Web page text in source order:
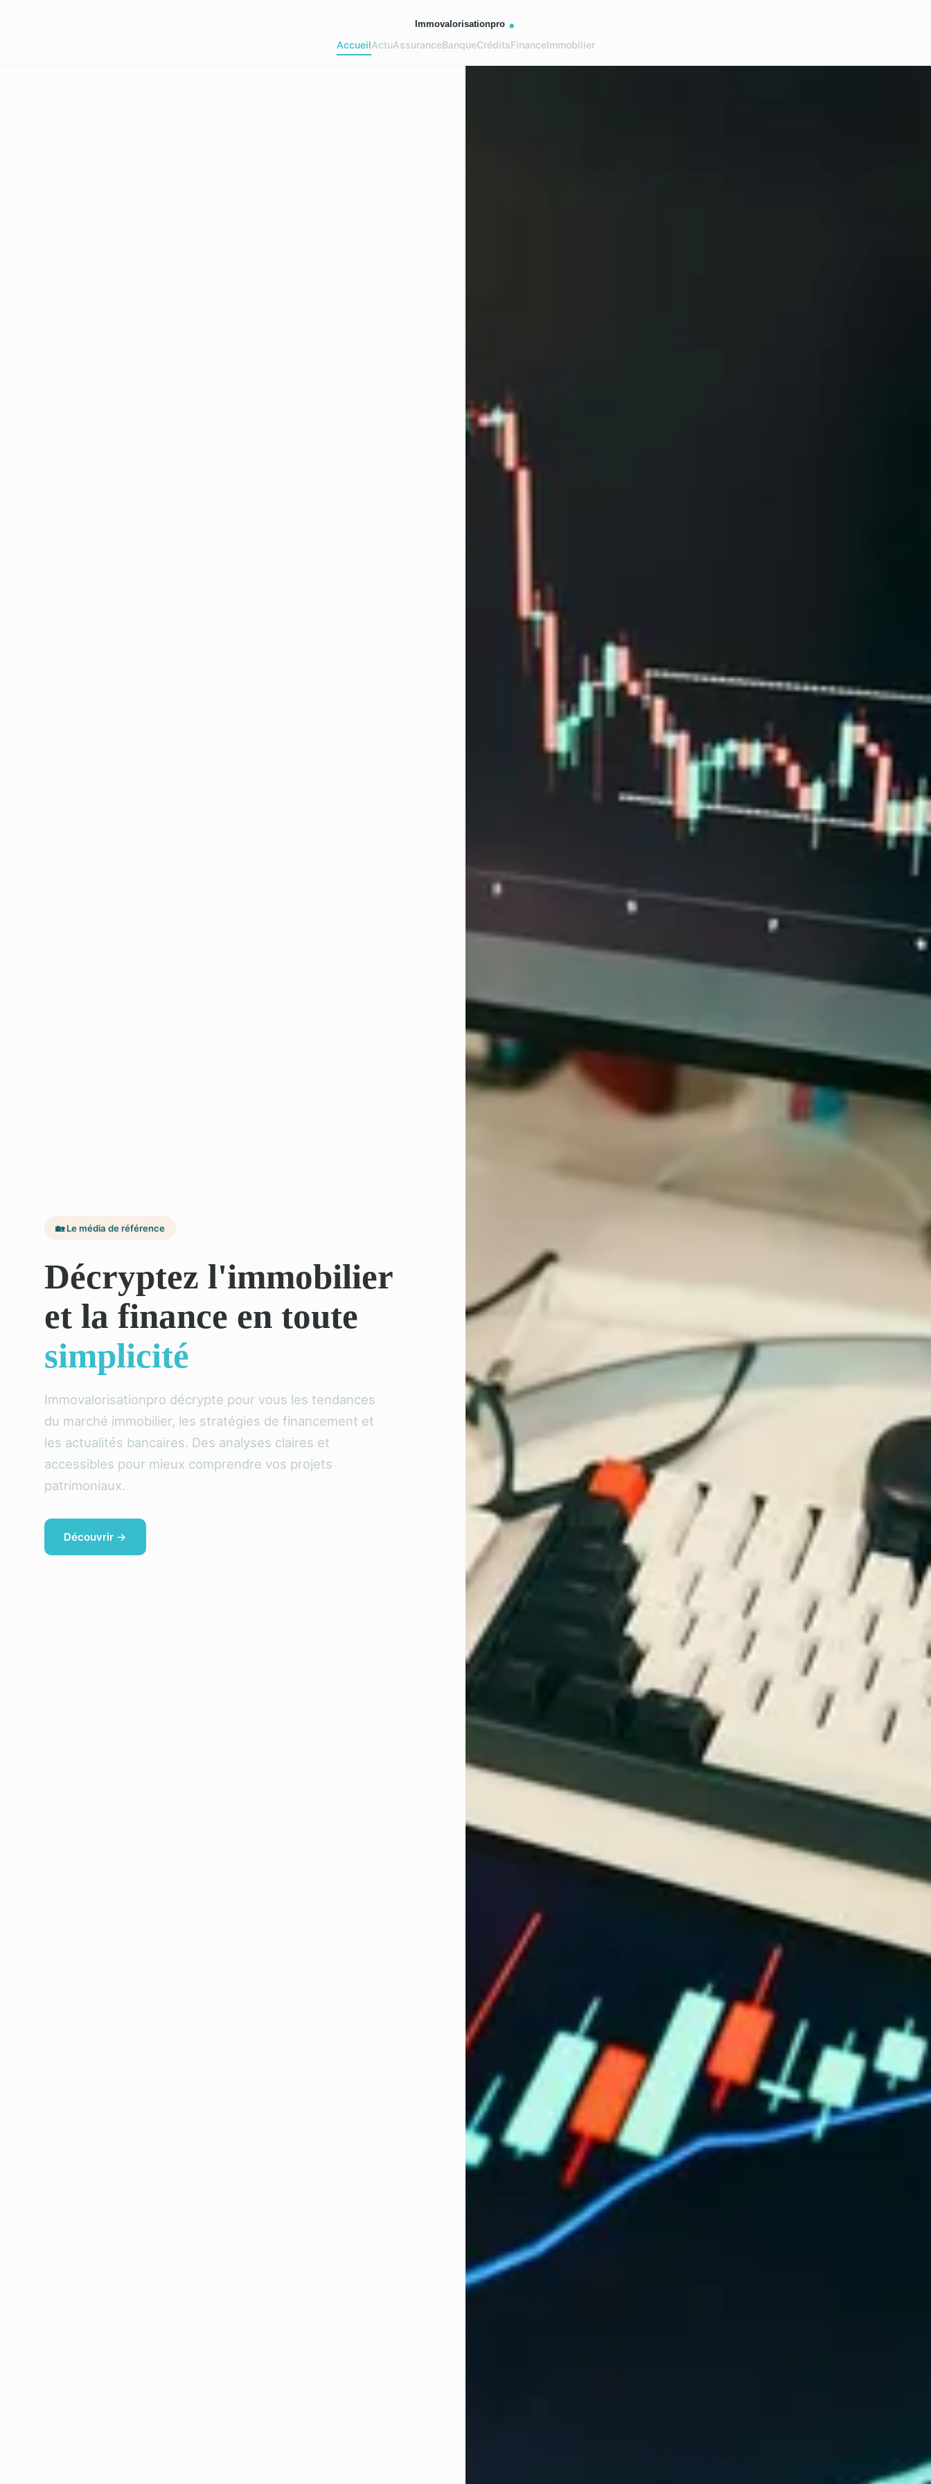
AccueilActuAssuranceBanqueCréditsFinanceImmobilier
🏡 Le média de référence
Décryptez l'immobilier
et la finance en toute
simplicité
Immovalorisationpro décrypte pour vous les tendances
du marché immobilier, les stratégies de financement et
les actualités bancaires. Des analyses claires et
accessibles pour mieux comprendre vos projets
patrimoniaux.
Découvrir →